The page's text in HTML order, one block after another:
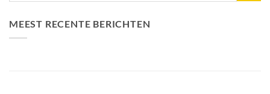
MEEST RECENTE BERICHTEN